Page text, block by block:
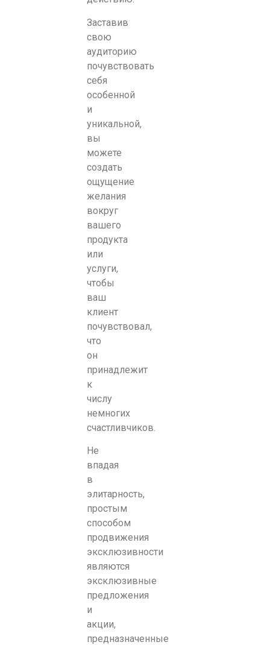
Заставив
свою
аудиторию
почувствовать
себя
особенной
и
уникальной,
вы
можете
создать
ощущение
желания
вокруг
вашего
продукта
или
услуги,
чтобы
ваш
клиент
почувствовал,
что
он
принадлежит
к
числу
немногих
счастливчиков.
Не
впадая
в
элитарность,
простым
способом
продвижения
эксклюзивности
являются
эксклюзивные
предложения
и
акции,
предназначенные